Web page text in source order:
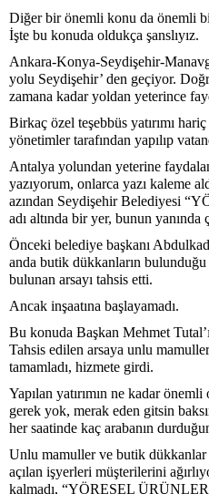
Diğer bir önemli konu da önemli
İşte bu konuda oldukça şanslıyız.
Ankara-Konya-Seydişehir-
yolu Seydişehir’ den geçiyor.
zamana kadar yoldan yeterince
Birkaç özel teşebbüs yatırımı
yönetimler tarafından yapılıp
Antalya yolundan yeterine
yazıyorum, onlarca yazı kaleme
azından Seydişehir Belediyesi
adı altında bir yer, bunun yanında
Önceki belediye başkanı
anda butik dükkanların bulunduğu
bulunan arsayı tahsis etti.
Ancak inşaatına başlayamadı.
Bu konuda Başkan Mehmet
Tahsis edilen arsaya unlu
tamamladı, hizmete girdi.
Yapılan yatırımın ne kadar
gerek yok, merak eden gitsin
her saatinde kaç arabanın
Unlu mamuller ve butik
açılan işyerleri müşterilerini
kalmadı, “YÖRESEL